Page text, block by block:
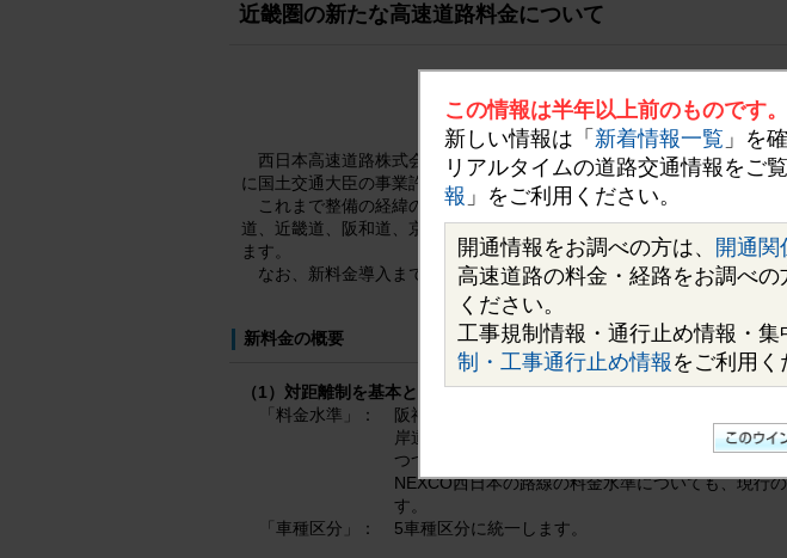
近畿圏の新たな高速道路料金について
この情報は半年以上前のものです。
新しい情報は「 新着情報一覧 」を
リアルタイムの道路交通情報をご
報 」をご利用ください。
開通情報をお調べの方は、 開通関
高速道路の料金・経路をお調べの
ください。
工事規制情報・通行止め情報・集
制・工事通行止め情報 をご利用く
西日本高速道路株式会社、阪神高速道路株式会社は、高速道路の通
に国土交通大臣の事業許可を受けましたので、お知らせします。
これまで整備の経緯の違い等から料金水準や車種区分等が異なって
道、近畿道、阪和道、京滋バイパス）の料金体系について、対距離制
ます。
なお、新料金導入までの間は、現行料金を継続します。
新料金の概要
（1）対距離制を基本とした料金体系の整理・統一とネットワーク整備
「料金水準」：
阪神高速は、現行の高速自動車国道の大都市近郊
岸道路西伸部の整備に必要な財源確保の観点から
つつ、必要な料金を設定します。
NEXCO西日本の路線の料金水準についても、現行
す。
「車種区分」：
5車種区分に統一します。